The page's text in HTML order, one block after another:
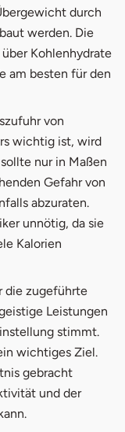
durch
werden. Die
Kohlenhydrate
am besten für den
von
wichtig ist, wird
nur in Maßen
Gefahr von
abzuraten.
unnötig, da sie
Kalorien
die zugeführte
Leistungen
stimmt.
wichtiges Ziel.
gebracht
und der